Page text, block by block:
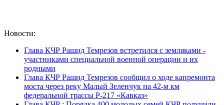
Новости:
Глава КЧР Рашид Темрезов встретился с земляками -
участниками специальной военной операции и их
родными
Глава КЧР Рашид Темрезов сообщил о ходе капремонта
моста через реку Малый Зеленчук на 42-м км
федеральной трассы Р-217 «Кавказ»